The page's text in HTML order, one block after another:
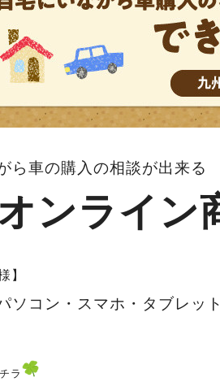
ら車の購入の相談が出来る
ンライン
】
ソコン・スマホ・タブレッ
ラ